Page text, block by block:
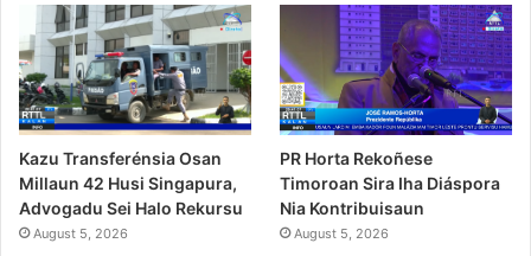
Kazu Transferénsia Osan
Millaun 42 Husi Singapura,
Advogadu Sei Halo Rekursu
August 5, 2026
PR Horta Rekoñese
Timoroan Sira Iha Diáspora
Nia Kontribuisaun
August 5, 2026